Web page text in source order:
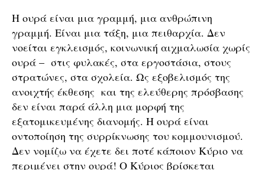
Η ουρά είναι μια γραμμή, μια ανθρώπινη
γραμμή. Είναι μια τάξη, μια πειθαρχία. Δεν
νοείται εγκλεισμός, κοινωνική αιχμαλωσία χωρίς
ουρά – στις φυλακές, στα εργοστάσια, στους
στρατώνες, στα σχολεία. Ως εξοβελισμός της
ανοιχτής έκθεσης και της ελεύθερης πρόσβασης
δεν είναι παρά άλλη μια μορφή της
εξατομικευμένης διανομής. Η ουρά είναι
οντοποίηση της συρρίκνωσης του κομμουνισμού.
Δεν νομίζω να έχετε δει ποτέ κάποιον Κύριο να
περιμένει στην ουρά! Ο Κύριος βρίσκεται